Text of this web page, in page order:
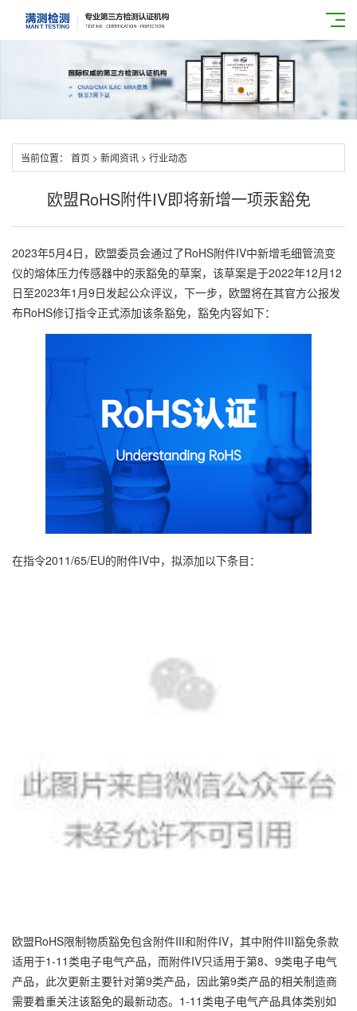
当前位置： 首页 > 新闻资讯 > 行业动态
欧盟RoHS附件IV即将新增一项汞豁免
2023年5月4日，欧盟委员会通过了RoHS附件IV中新增毛细管流变
仪的熔体压力传感器中的汞豁免的草案，该草案是于2022年12月12
日至2023年1月9日发起公众评议，下一步，欧盟将在其官方公报发
布RoHS修订指令正式添加该条豁免，豁免内容如下：
在指令2011/65/EU的附件IV中，拟添加以下条目：
欧盟RoHS限制物质豁免包含附件III和附件IV，其中附件III豁免条款
适用于1-11类电子电气产品，而附件IV只适用于第8、9类电子电气
产品，此次更新主要针对第9类产品，因此第9类产品的相关制造商
需要着重关注该豁免的最新动态。1-11类电子电气产品具体类别如